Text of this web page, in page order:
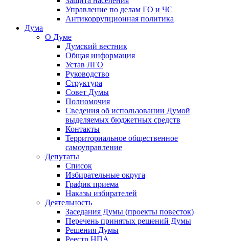
Управление по делам ГО и ЧС
Антикоррупционная политика
Дума
О Думе
Думский вестник
Общая информация
Устав ЛГО
Руководство
Структура
Совет Думы
Полномочия
Сведения об использовании Думой
выделяемых бюджетных средств
Контакты
Территориальное общественное
самоуправление
Депутаты
Список
Избирательные округа
График приема
Наказы избирателей
Деятельность
Заседания Думы (проекты повесток)
Перечень принятых решений Думы
Решения Думы